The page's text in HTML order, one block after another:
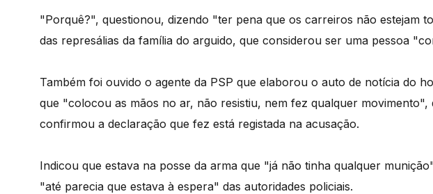
"Porquê?", questionou, dizendo "ter pena que os carreiros não estejam
das represálias da família do arguido, que considerou ser uma pessoa
Também foi ouvido o agente da PSP que elaborou o auto de notícia do
que "colocou as mãos no ar, não resistiu, nem fez qualquer movimento",
confirmou a declaração que fez está registada na acusação.
Indicou que estava na posse da arma que "já não tinha qualquer
"até parecia que estava à espera" das autoridades policiais.